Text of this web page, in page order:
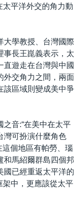
平洋外交的角力動
大學教授、台灣國際
事長王崑義表示，太
直遊走在台灣與中國
外交角力之間，兩面
該區域則變成美中爭
之音:“在美中在太平
灣可扮演什麼角色
這個地區有帕勞、瑙
和馬紹爾群島四個邦
國已經重返太平洋的
架中，更應該從太平